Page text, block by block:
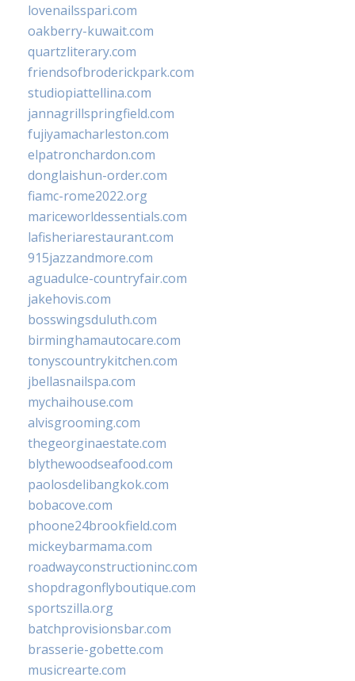
lovenailsspari.com
oakberry-kuwait.com
quartzliterary.com
friendsofbroderickpark.com
studiopiattellina.com
jannagrillspringfield.com
fujiyamacharleston.com
elpatronchardon.com
donglaishun-order.com
fiamc-rome2022.org
mariceworldessentials.com
lafisheriarestaurant.com
915jazzandmore.com
aguadulce-countryfair.com
jakehovis.com
bosswingsduluth.com
birminghamautocare.com
tonyscountrykitchen.com
jbellasnailspa.com
mychaihouse.com
alvisgrooming.com
thegeorginaestate.com
blythewoodseafood.com
paolosdelibangkok.com
bobacove.com
phoone24brookfield.com
mickeybarmama.com
roadwayconstructioninc.com
shopdragonflyboutique.com
sportszilla.org
batchprovisionsbar.com
brasserie-gobette.com
musicrearte.com